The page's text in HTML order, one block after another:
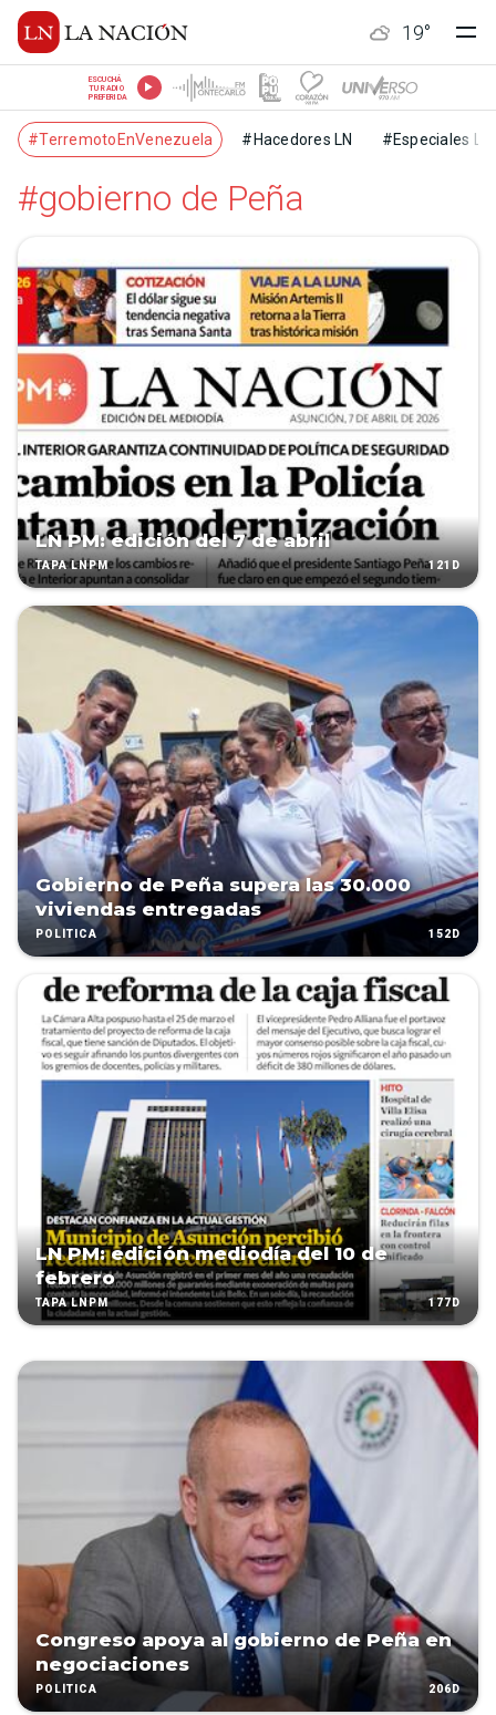
19°
ESCUCHÁ
TU RADIO
PREFERIDA
#TerremotoEnVenezuela #Hacedores LN #Especiales LN
#gobierno de Peña
LN PM: edición del 7 de abril
TAPA LNPM 121D
Gobierno de Peña supera las 30.000
viviendas entregadas
POLÍTICA 152D
LN PM: edición mediodía del 10 de
febrero
TAPA LNPM 177D
Congreso apoya al gobierno de Peña en
negociaciones
POLÍTICA 206D